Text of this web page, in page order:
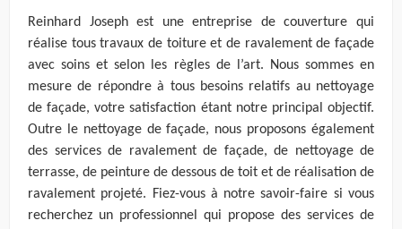
Reinhard Joseph est une entreprise de couverture qui
réalise tous travaux de toiture et de ravalement de façade
avec soins et selon les règles de l’art. Nous sommes en
mesure de répondre à tous besoins relatifs au nettoyage
de façade, votre satisfaction étant notre principal objectif.
Outre le nettoyage de façade, nous proposons également
des services de ravalement de façade, de nettoyage de
terrasse, de peinture de dessous de toit et de réalisation de
ravalement projeté. Fiez-vous à notre savoir-faire si vous
recherchez un professionnel qui propose des services de